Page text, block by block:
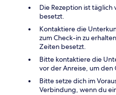
Die Rezeption ist
besetzt.
Kontaktiere die
zum Check-in zu
Zeiten besetzt.
Bitte kontaktiere die
vor der Anreise, um den
Bitte setze dich im
Verbindung, wenn du